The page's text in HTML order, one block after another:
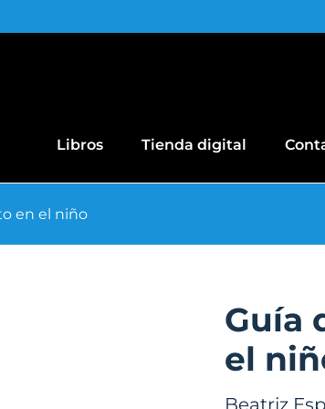
Libros Tienda digital
en el niño
Guía
el
Beatriz